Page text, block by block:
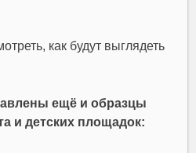
как будут выглядеть
ещё и образцы
и детских площадок: